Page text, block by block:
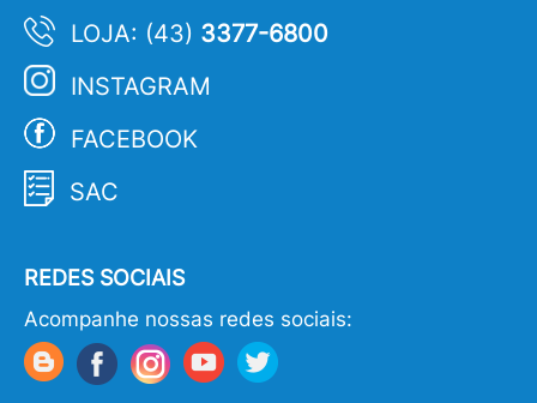
LOJA: (43) 3377-6800
INSTAGRAM
FACEBOOK
SAC
REDES SOCIAIS
Acompanhe nossas redes sociais: